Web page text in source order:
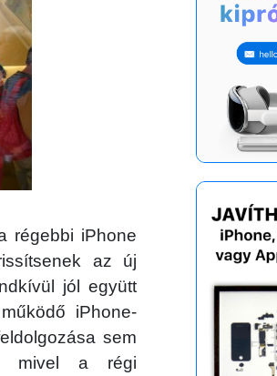
régebbi iPhone
az új
jól együtt
iPhone-
sem
mivel a régi